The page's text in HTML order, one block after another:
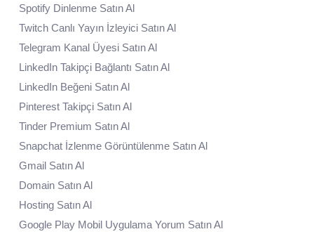
Spotify Dinlenme Satın Al
Twitch Canlı Yayın İzleyici Satın Al
Telegram Kanal Üyesi Satın Al
LinkedIn Takipçi Bağlantı Satın Al
LinkedIn Beğeni Satın Al
Pinterest Takipçi Satın Al
Tinder Premium Satın Al
Snapchat İzlenme Görüntülenme Satın Al
Gmail Satın Al
Domain Satın Al
Hosting Satın Al
Google Play Mobil Uygulama Yorum Satın Al